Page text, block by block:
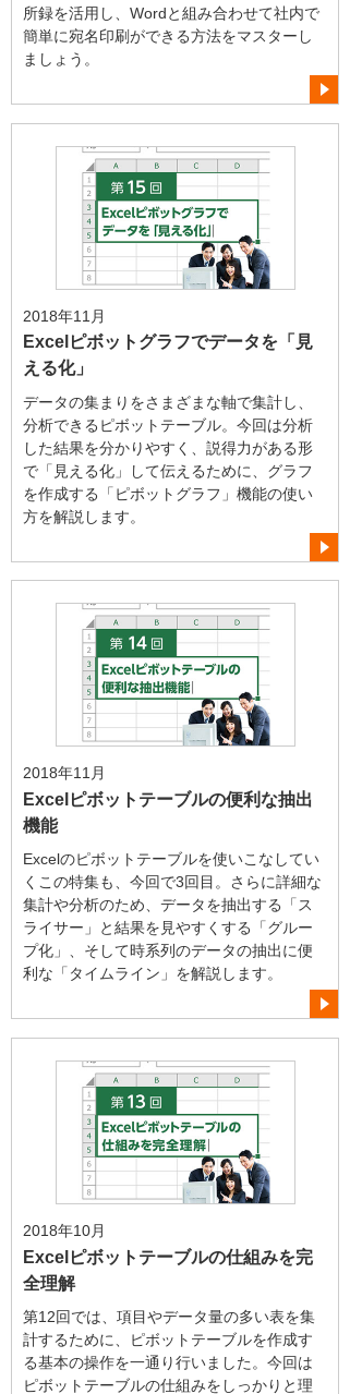
所録を活用し、Wordと組み合わせて社内で
簡単に宛名印刷ができる方法をマスターし
ましょう。
2018年11月
Excelピボットグラフでデータを「見
える化」
データの集まりをさまざまな軸で集計し、
分析できるピボットテーブル。今回は分析
した結果を分かりやすく、説得力がある形
で「見える化」して伝えるために、グラフ
を作成する「ピボットグラフ」機能の使い
方を解説します。
2018年11月
Excelピボットテーブルの便利な抽出
機能
Excelのピボットテーブルを使いこなしてい
くこの特集も、今回で3回目。さらに詳細な
集計や分析のため、データを抽出する「ス
ライサー」と結果を見やすくする「グルー
プ化」、そして時系列のデータの抽出に便
利な「タイムライン」を解説します。
2018年10月
Excelピボットテーブルの仕組みを完
全理解
第12回では、項目やデータ量の多い表を集
計するために、ピボットテーブルを作成す
る基本の操作を一通り行いました。今回は
ピボットテーブルの仕組みをしっかりと理